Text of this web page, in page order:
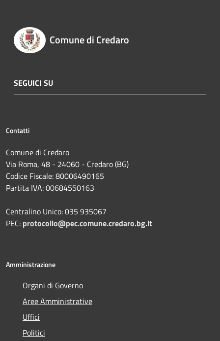
Comune di Credaro
SEGUICI SU
Contatti
Comune di Credaro
Via Roma, 48 - 24060 - Credaro (BG)
Codice Fiscale: 80006490165
Partita IVA: 00684550163
Centralino Unico: 035 935067
PEC: protocollo@pec.comune.credaro.bg.it
Amministrazione
Organi di Governo
Aree Amministrative
Uffici
Politici